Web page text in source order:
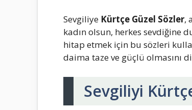
Sevgiliye Kürtçe Güzel Sözler,
kadın olsun, herkes sevdiğine
hitap etmek için bu sözleri
daima taze ve güçlü olmasını
Sevgiliyi